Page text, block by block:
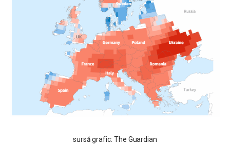
sursă grafic: The Guardian